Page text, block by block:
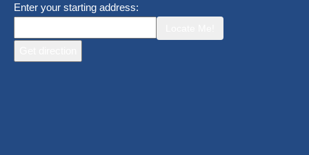
Enter your starting address: